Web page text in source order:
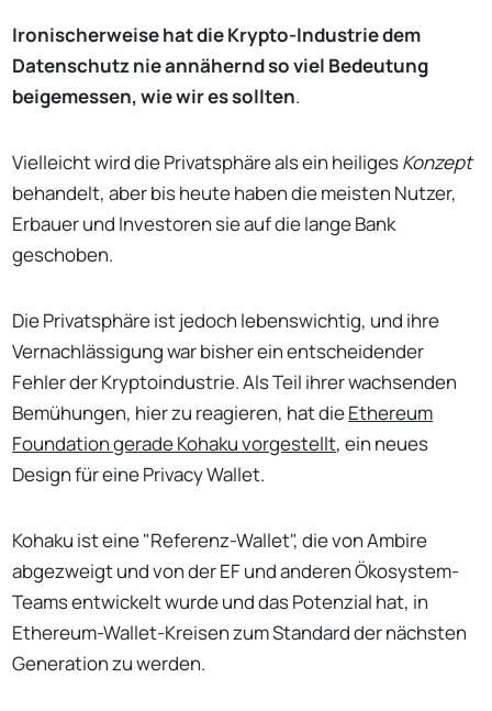
Ironischerweise hat die Krypto-Industrie dem
Datenschutz nie annähernd so viel Bedeutung
beigemessen, wie wir es sollten.
Vielleicht wird die Privatsphäre als ein heiligesKonzept
behandelt, aber bis heute haben die meisten Nutzer,
Erbauer und Investoren sie auf die lange Bank
geschoben.
Die Privatsphäre ist jedoch lebenswichtig, und ihre
Vernachlässigung war bisher ein entscheidender
Fehler der Kryptoindustrie. Als Teil ihrer wachsenden
Bemühungen, hier zu reagieren, hat dieEthereum
Foundation gerade Kohaku vorgestellt, ein neues
Design für eine Privacy Wallet.
Kohaku ist eine "Referenz-Wallet", die von Ambire
abgezweigt und von der EF und anderen Ökosystem-
Teams entwickelt wurde und das Potenzial hat, in
Ethereum-Wallet-Kreisen zum Standard der nächsten
Generation zu werden.